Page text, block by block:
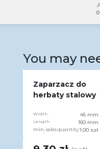
You may
Zaparzacz do
herbaty stalowy
Width: 45 mm
Length: 160 mm
min. sales quantity:1.00 szt